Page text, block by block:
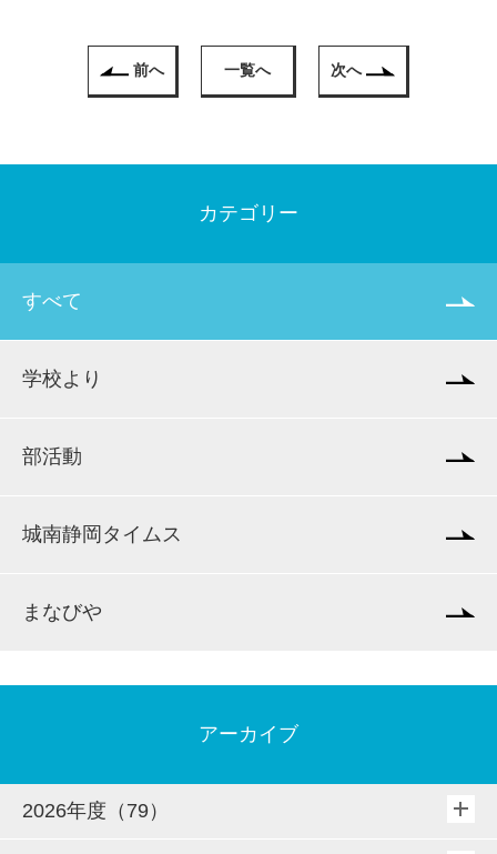
前へ 一覧へ 次へ
カテゴリー
すべて
学校より
部活動
城南静岡タイムス
まなびや
アーカイブ
2026年度（79）